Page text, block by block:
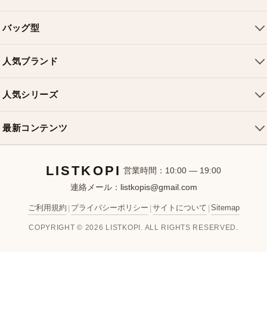
配送について
返品・交換
お問い合わせ
バッグ型
ショルダーバッグ
クロスボディバッグ
ミニバッグ
バケットバッグ
人気ブランド
シャネルバッグ
ディオールバッグ
人気シリーズ
最新コンテンツ
新着アイテム
ブランドカテゴリ
お客様レビュー
LISTKOPI 営業時間：10:00 — 19:00
連絡メール： listkopis@gmail.com
ご利用規約 プライバシーポリシー サイトについて Sitemap
COPYRIGHT © 2026 LISTKOPI. ALL RIGHTS RESERVED.